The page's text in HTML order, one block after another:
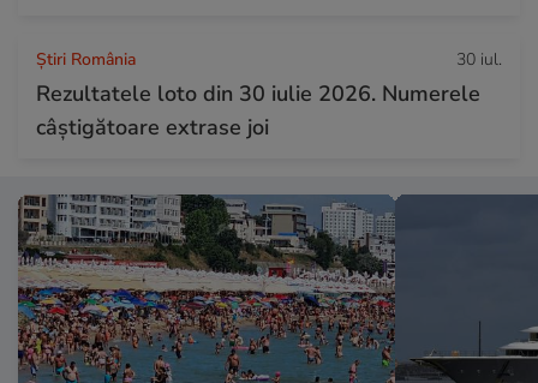
Știri România 30 iul.
Rezultatele loto din 30 iulie 2026. Numerele
câștigătoare extrase joi